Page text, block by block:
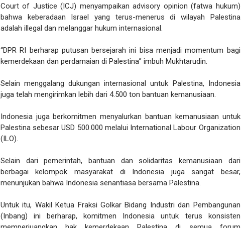
Court of Justice (ICJ) menyampaikan advisory opinion (fatwa hukum)
bahwa keberadaan Israel yang terus-menerus di wilayah Palestina
adalah illegal dan melanggar hukum internasional.
“DPR RI berharap putusan bersejarah ini bisa menjadi momentum bagi
kemerdekaan dan perdamaian di Palestina” imbuh Mukhtarudin.
Selain menggalang dukungan internasional untuk Palestina, Indonesia
juga telah mengirimkan lebih dari 4.500 ton bantuan kemanusiaan.
Indonesia juga berkomitmen menyalurkan bantuan kemanusiaan untuk
Palestina sebesar USD 500.000 melalui International Labour Organization
(ILO).
Selain dari pemerintah, bantuan dan solidaritas kemanusiaan dari
berbagai kelompok masyarakat di Indonesia juga sangat besar,
menunjukan bahwa Indonesia senantiasa bersama Palestina.
Untuk itu, Wakil Ketua Fraksi Golkar Bidang Industri dan Pembangunan
(Inbang) ini berharap, komitmen Indonesia untuk terus konsisten